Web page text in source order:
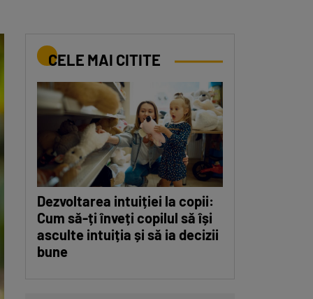
CELE MAI CITITE
Dezvoltarea intuiției la copii:
Cum să-ți înveți copilul să își
asculte intuiția și să ia decizii
bune